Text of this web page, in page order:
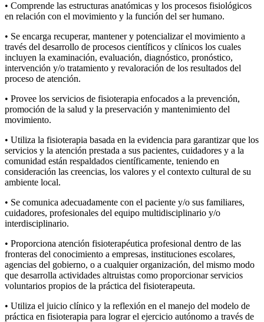
• Comprende las estructuras anatómicas y los procesos fisiológicos
en relación con el movimiento y la función del ser humano.
• Se encarga recuperar, mantener y potencializar el movimiento a
través del desarrollo de procesos científicos y clínicos los cuales
incluyen la examinación, evaluación, diagnóstico, pronóstico,
intervención y/o tratamiento y revaloración de los resultados del
proceso de atención.
• Provee los servicios de fisioterapia enfocados a la prevención,
promoción de la salud y la preservación y mantenimiento del
movimiento.
• Utiliza la fisioterapia basada en la evidencia para garantizar que los
servicios y la atención prestada a sus pacientes, cuidadores y a la
comunidad están respaldados científicamente, teniendo en
consideración las creencias, los valores y el contexto cultural de su
ambiente local.
• Se comunica adecuadamente con el paciente y/o sus familiares,
cuidadores, profesionales del equipo multidisciplinario y/o
interdisciplinario.
• Proporciona atención fisioterapéutica profesional dentro de las
fronteras del conocimiento a empresas, instituciones escolares,
agencias del gobierno, o a cualquier organización, del mismo modo
que desarrolla actividades altruistas como proporcionar servicios
voluntarios propios de la práctica del fisioterapeuta.
• Utiliza el juicio clínico y la reflexión en el manejo del modelo de
práctica en fisioterapia para lograr el ejercicio autónomo a través de